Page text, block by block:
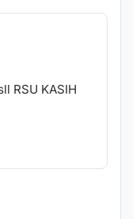
RSU KASIH